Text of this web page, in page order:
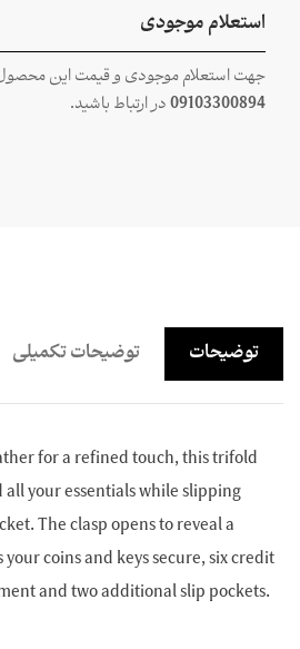
استعلام موجودی
جهت استعلام موجودی و قیمت این محصول
09103300894در ارتباط باشید.
توضیحات توضیحات تکمیلی
for a refined touch, this trifold
your essentials while slipping
The clasp opens to reveal a
coins and keys secure, six credit
and two additional slip pockets.